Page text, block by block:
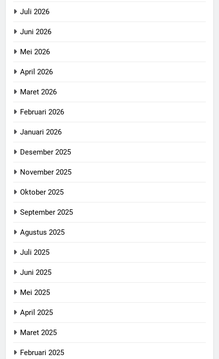
Juli 2026
Juni 2026
Mei 2026
April 2026
Maret 2026
Februari 2026
Januari 2026
Desember 2025
November 2025
Oktober 2025
September 2025
Agustus 2025
Juli 2025
Juni 2025
Mei 2025
April 2025
Maret 2025
Februari 2025